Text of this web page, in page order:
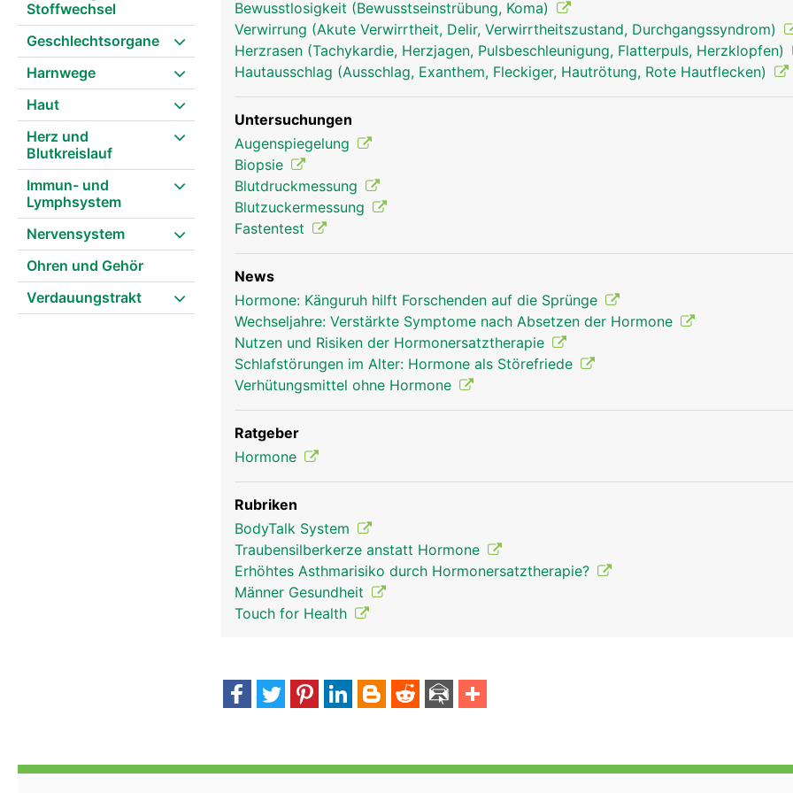
Stoffwechsel
Geschlechtsorgane
Harnwege
Haut
Herz und
Blutkreislauf
Immun- und
Lymphsystem
Nervensystem
Ohren und Gehör
Verdauungstrakt
Endokrines-System Frau
Kopf Links Mann
Bewusstlosigkeit (Bewusstseinstrübung, Koma)
Verwirrung (Akute Verwirrtheit, Delir, Verwirrtheitszustand, Durchgangssyndrom)
Herzrasen (Tachykardie, Herzjagen, Pulsbeschleunigung, Flatterpuls, Herzklopfen)
Hautausschlag (Ausschlag, Exanthem, Fleckiger, Hautrötung, Rote Hautflecken)
Untersuchungen
Augenspiegelung
Biopsie
Blutdruckmessung
Blutzuckermessung
Fastentest
News
Hormone: Känguruh hilft Forschenden auf die Sprünge
Wechseljahre: Verstärkte Symptome nach Absetzen der Hormone
Nutzen und Risiken der Hormonersatztherapie
Schlafstörungen im Alter: Hormone als Störefriede
Verhütungsmittel ohne Hormone
Ratgeber
Hormone
Rubriken
BodyTalk System
Traubensilberkerze anstatt Hormone
Erhöhtes Asthmarisiko durch Hormonersatztherapie?
Männer Gesundheit
Touch for Health